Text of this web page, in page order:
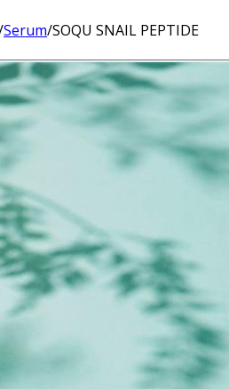
Serum/SOQU SNAIL PEPTIDE